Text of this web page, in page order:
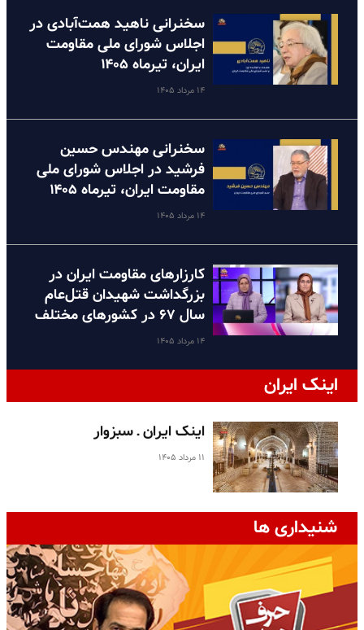
سخنرانی ناهید همت‌آبادی در
اجلاس شورای ملی مقاومت
ایران، تیرماه ۱۴۰۵
۱۴ مرداد ۱۴۰۵
سخنرانی مهندس حسین
فرشید در اجلاس شورای ملی
مقاومت ایران، تیرماه ۱۴۰۵
۱۴ مرداد ۱۴۰۵
کارزارهای مقاومت ایران در
بزرگداشت شهیدان قتل‌عام
سال ۶۷ در کشورهای مختلف
۱۴ مرداد ۱۴۰۵
اینک ایران
اینک ایران ـ سبزوار
۱۱ مرداد ۱۴۰۵
شنیداری ها